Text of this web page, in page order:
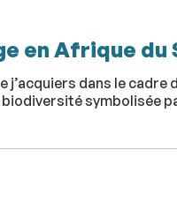
en Afrique du
dans le cadre
symbolisée